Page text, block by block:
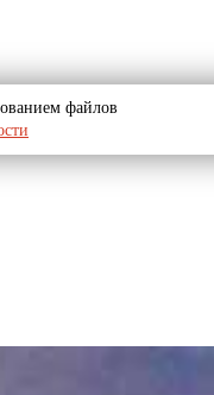
файлов